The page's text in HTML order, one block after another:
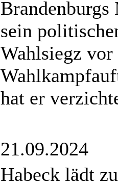
sein
Wahlsiegz
hat er
21.09.2024
Habeck lädt